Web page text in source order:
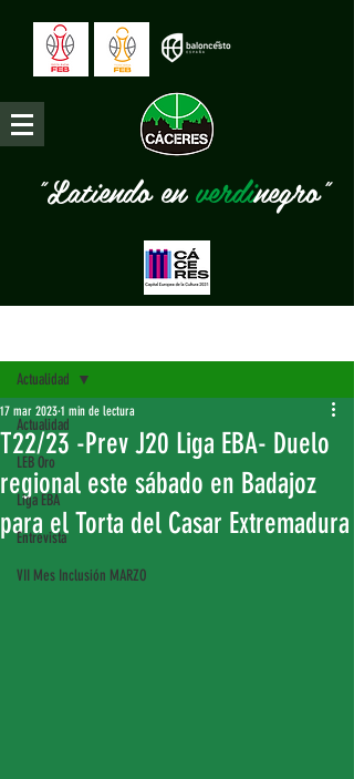
"Latiendo enverdinegro"
Actualidad
LEB Oro
Liga EBA
Entrevista
VII Mes Inclusión MARZO
Actualidad
T22/23 -Prev J20 Liga EBA- Duelo
regional este sábado en Badajoz
para el Torta del Casar Extremadura
17 mar 2023 1 min de lectura